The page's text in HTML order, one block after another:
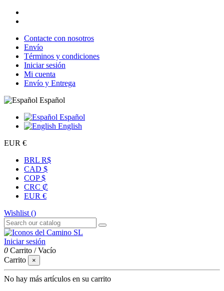
Contacte con nosotros
Envío
Términos y condiciones
Iniciar sesión
Mi cuenta
Envío y Entrega
Español
Español
English
EUR €
BRL R$
CAD $
COP $
CRC ₡
EUR €
Wishlist ()
Iniciar sesión
0 Carrito /Vacío
Carrito
×
No hay más artículos en su carrito